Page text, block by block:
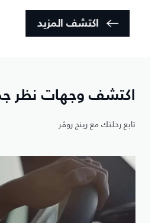
اكتشف المزيد
اكتشف وجهات نظر
تابع رحلتك مع رينج روڤر